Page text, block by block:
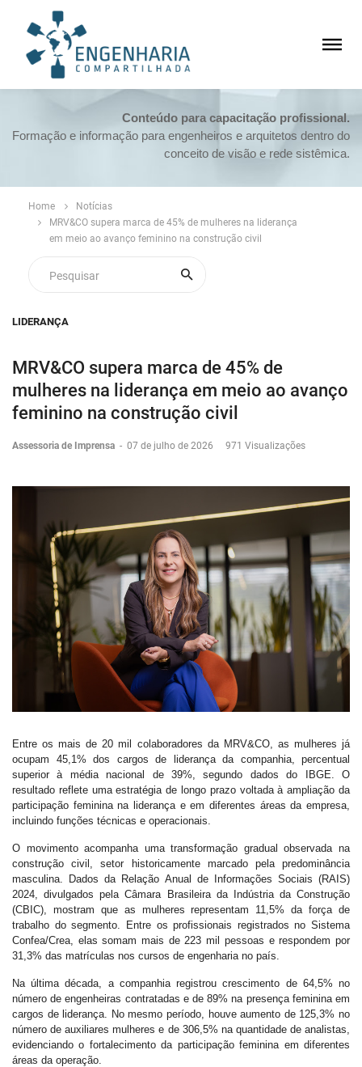
Conteúdo para capacitação profissional.
Formação e informação para engenheiros e arquitetos dentro do
conceito de visão e rede sistêmica.
Home
Notícias
MRV&CO supera marca de 45% de mulheres na liderança
em meio ao avanço feminino na construção civil
LIDERANÇA
MRV&CO supera marca de 45% de
mulheres na liderança em meio ao avanço
feminino na construção civil
Assessoria de Imprensa - 07 de julho de 2026 971 Visualizações
Entre os mais de 20 mil colaboradores da MRV&CO, as mulheres já
ocupam 45,1% dos cargos de liderança da companhia, percentual
superior à média nacional de 39%, segundo dados do IBGE. O
resultado reflete uma estratégia de longo prazo voltada à ampliação da
participação feminina na liderança e em diferentes áreas da empresa,
incluindo funções técnicas e operacionais.
O movimento acompanha uma transformação gradual observada na
construção civil, setor historicamente marcado pela predominância
masculina. Dados da Relação Anual de Informações Sociais (RAIS)
2024, divulgados pela Câmara Brasileira da Indústria da Construção
(CBIC), mostram que as mulheres representam 11,5% da força de
trabalho do segmento. Entre os profissionais registrados no Sistema
Confea/Crea, elas somam mais de 223 mil pessoas e respondem por
31,3% das matrículas nos cursos de engenharia no país.
Na última década, a companhia registrou crescimento de 64,5% no
número de engenheiras contratadas e de 89% na presença feminina em
cargos de liderança. No mesmo período, houve aumento de 125,3% no
número de auxiliares mulheres e de 306,5% na quantidade de analistas,
evidenciando o fortalecimento da participação feminina em diferentes
áreas da operação.